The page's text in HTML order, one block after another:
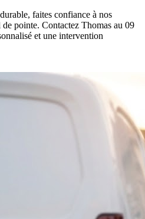
faites confiance à nos
pointe. Contactez Thomas au 09
et une intervention